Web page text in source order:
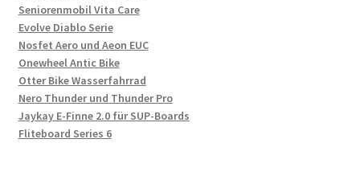
Seniorenmobil Vita Care
Evolve Diablo Serie
Nosfet Aero und Aeon EUC
Onewheel Antic Bike
Otter Bike Wasserfahrrad
Nero Thunder und Thunder Pro
Jaykay E-Finne 2.0 für SUP-Boards
Fliteboard Series 6